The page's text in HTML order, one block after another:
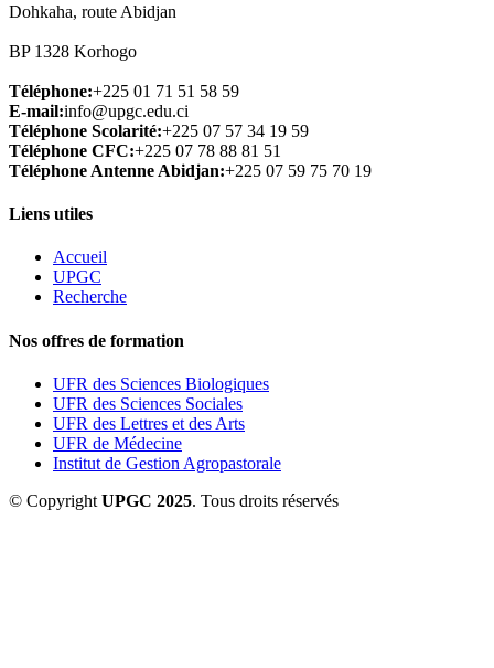
Dohkaha, route Abidjan
BP 1328 Korhogo
Téléphone:+225 01 71 51 58 59
E-mail:info@upgc.edu.ci
Téléphone Scolarité:+225 07 57 34 19 59
Téléphone CFC:+225 07 78 88 81 51
Téléphone Antenne Abidjan:+225 07 59 75 70 19
Liens utiles
Accueil
UPGC
Recherche
Nos offres de formation
UFR des Sciences Biologiques
UFR des Sciences Sociales
UFR des Lettres et des Arts
UFR de Médecine
Institut de Gestion Agropastorale
© Copyright UPGC 2025. Tous droits réservés